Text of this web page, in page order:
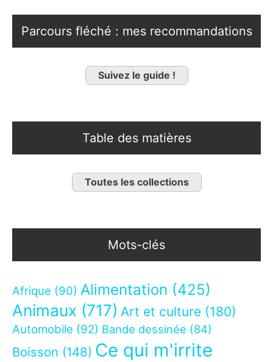
Parcours fléché : mes recommandations
Suivez le guide !
Table des matières
Toutes les collections
Mots-clés
Afrique (90) Alimentation (425)
Animaux (717) Art et culture (180)
Automobile (92) Bande dessinée (84)
Boisson (148) Ce qui m'irrite